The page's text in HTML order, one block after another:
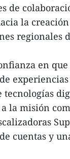
de
la
regionales
en
tecnologías
la misión
cuentas y